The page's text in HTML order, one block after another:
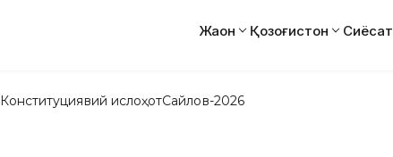
Жаҳон Қозоғистон Сиёсат
Конституциявий ислоҳотСайлов-2026